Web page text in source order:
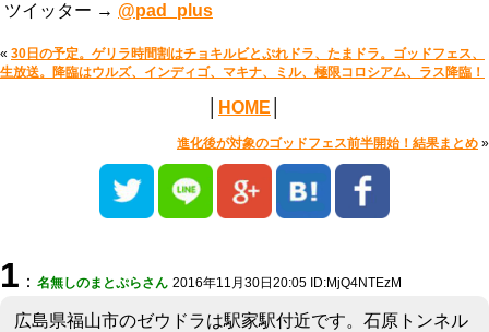
ツイッター → @pad_plus
« 30日の予定。ゲリラ時間割はチョキルビとぷれドラ、たまドラ。ゴッドフェス、
生放送。降臨はウルズ、インディゴ、マキナ、ミル、極限コロシアム、ラス降臨！
HOME
進化後が対象のゴッドフェス前半開始！結果まとめ »
1 ： 名無しのまとぷらさん 2016年11月30日20:05 ID:MjQ4NTEzM
広島県福山市のゼウドラは駅家駅付近です。石原トンネル